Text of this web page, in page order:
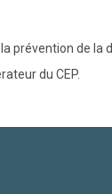
prévention de la
du CEP.